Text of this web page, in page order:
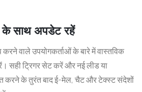
के साथ अपडेट रहें
वाले उपयोगकर्ताओं के बारे में वास्तविक
सही ट्रिगर सेट करें और नई लीड या
करने के तुरंत बाद ई-मेल, चैट और टेक्स्ट संदेशों